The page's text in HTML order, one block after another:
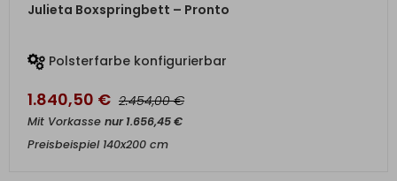
Julieta Boxspringbett – Pronto
Polsterfarbe konfigurierbar
1.840,50 € 2.454,00€
Mit Vorkasse nur1.656,45€
Preisbeispiel 140x200 cm